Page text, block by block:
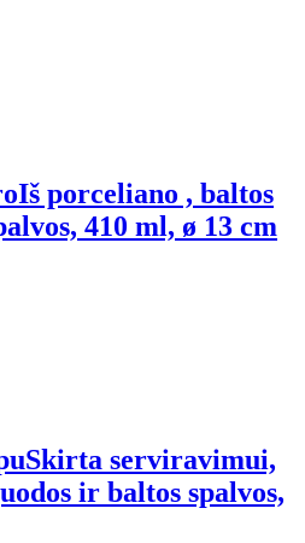
Iš porceliano , baltos
410 ml, ø 13 cm
Skirta serviravimui,
ir baltos spalvos,